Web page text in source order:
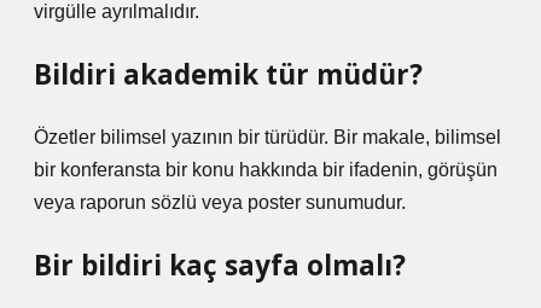
virgülle ayrılmalıdır.
Bildiri akademik tür müdür?
Özetler bilimsel yazının bir türüdür. Bir makale, bilimsel
bir konferansta bir konu hakkında bir ifadenin, görüşün
veya raporun sözlü veya poster sunumudur.
Bir bildiri kaç sayfa olmalı?